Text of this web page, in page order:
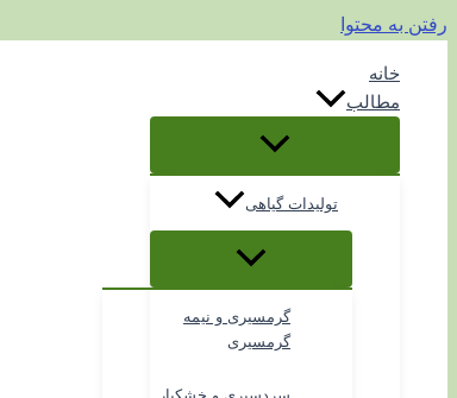
رفتن به محتوا
خانه
مطالب
تولیدات گیاهی
گرمسیری و نیمه
گرمسیری